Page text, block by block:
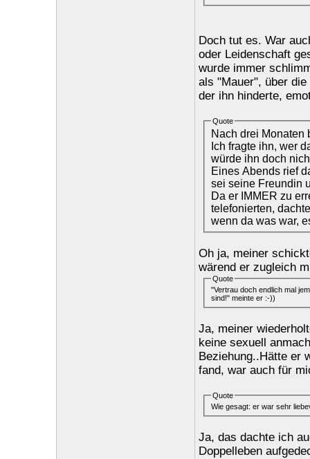
Doch tut es. War
oder Leidenschaft
wurde immer
als "Mauer", über
der ihn hinderte,
Quote
Nach drei Monaten
Ich fragte ihn, wer
würde ihn doch
Eines Abends rief
sei seine Freundin
Da er IMMER zu
telefonierten,
wenn da was war,
Oh ja, meiner
wärend er zugleich
Quote
"Vertrau doch endlich mal
sind!" meinte er :-))
Ja, meiner
keine sexuell
Beziehung..Hätte er
fand, war auch für
Quote
Wie gesagt: er war sehr
Ja, das dachte ich
Doppelleben